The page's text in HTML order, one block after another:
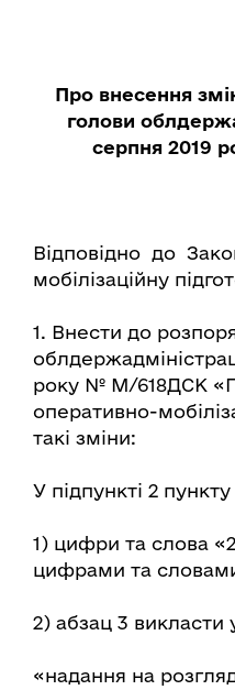
Про внесення
голови
серпня 2019
Відповідно до
мобілізаційну
1. Внести до
року № М/618ДСК
оперативно-
такі зміни:
У підпункті 2 пункту
1) цифри та слова
цифрами та
2) абзац 3 викласти
«надання на